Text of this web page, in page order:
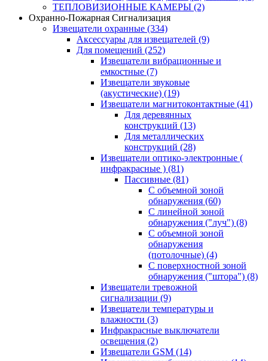
ТЕПЛОВИЗИОННЫЕ КАМЕРЫ (2)
Охранно-Пожарная Сигнализация
Извещатели охранные (334)
Аксессуары для извещателей (9)
Для помещений (252)
Извещатели вибрационные и
емкостные (7)
Извещатели звуковые
(акустические) (19)
Извещатели магнитоконтактные (41)
Для деревянных
конструкций (13)
Для металлических
конструкций (28)
Извещатели оптико-электронные (
инфракрасные ) (81)
Пассивные (81)
С объемной зоной
обнаружения (60)
С линейной зоной
обнаружения ("луч") (8)
С объемной зоной
обнаружения
(потолочные) (4)
С поверхностной зоной
обнаружения ("штора") (8)
Извещатели тревожной
сигнализации (9)
Извещатели температуры и
влажности (3)
Инфракрасные выключатели
освещения (2)
Извещатели GSM (14)